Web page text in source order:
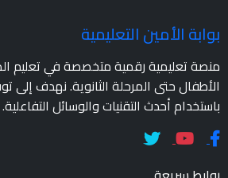
بوابة الأمين التعليمية
منصة تعليمية رقمية متخصصة في تعليم
الأطفال حتى المرحلة الثانوية. نهدف إلى
باستخدام أحدث التقنيات والوسائل التفاعلية.